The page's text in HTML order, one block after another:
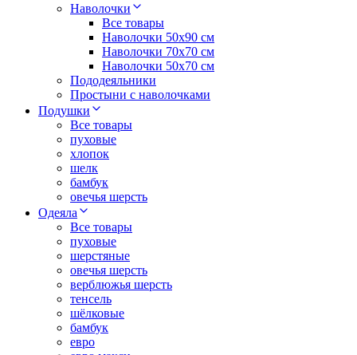
Наволочки
Все товары
Наволочки 50x90 см
Наволочки 70x70 cм
Наволочки 50х70 см
Пододеяльники
Простыни с наволочками
Подушки
Все товары
пуховые
хлопок
шелк
бамбук
овечья шерсть
Одеяла
Все товары
пуховые
шерстяные
овечья шерсть
верблюжья шерсть
тенсель
шёлковые
бамбук
евро